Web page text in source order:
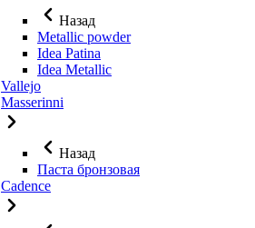
Назад
Metallic powder
Idea Patina
Idea Metallic
Vallejo
Masserinni
Назад
Паста бронзовая
Cadence